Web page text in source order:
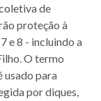
de
proteção à
e 8 - incluindo a
O termo
usado para
por diques,